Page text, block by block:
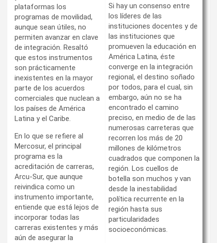
Si hay un consenso entre
los líderes de las
instituciones docentes y de
las instituciones que
promueven la educación en
América Latina, éste
converge en la integración
regional, el destino soñado
por todos, para el cual, sin
embargo, aún no se ha
encontrado el camino
preciso, en medio de de las
numerosas carreteras que
recorren los más de 20
millones de kilómetros
cuadrados que componen la
región. Los cuellos de
botella son muchos y van
desde la inestabilidad
política recurrente en la
región hasta sus
particularidades
socioeconómicas.
plataformas los
programas de movilidad,
aunque sean útiles, no
permiten avanzar en clave
de integración. Resaltó
que estos instrumentos
son prácticamente
inexistentes en la mayor
parte de los acuerdos
comerciales que nuclean a
los países de América
Latina y el Caribe.
En lo que se refiere al
Mercosur, el principal
programa es la
acreditación de carreras,
Arcu-Sur, que aunque
reivindica como un
instrumento importante,
entiende que está lejos de
incorporar todas las
carreras existentes y más
aún de asegurar la